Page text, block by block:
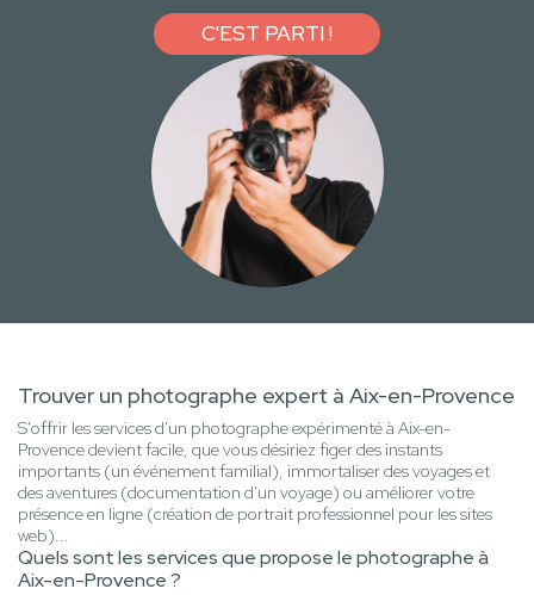
C'EST PARTI !
Trouver un photographe expert à Aix-en-Provence
S'offrir les services d'un photographe expérimenté à Aix-en-
Provence devient facile, que vous désiriez figer des instants
importants (un événement familial), immortaliser des voyages et
des aventures (documentation d'un voyage) ou améliorer votre
présence en ligne (création de portrait professionnel pour les sites
web)...
Quels sont les services que propose le photographe à
Aix-en-Provence ?